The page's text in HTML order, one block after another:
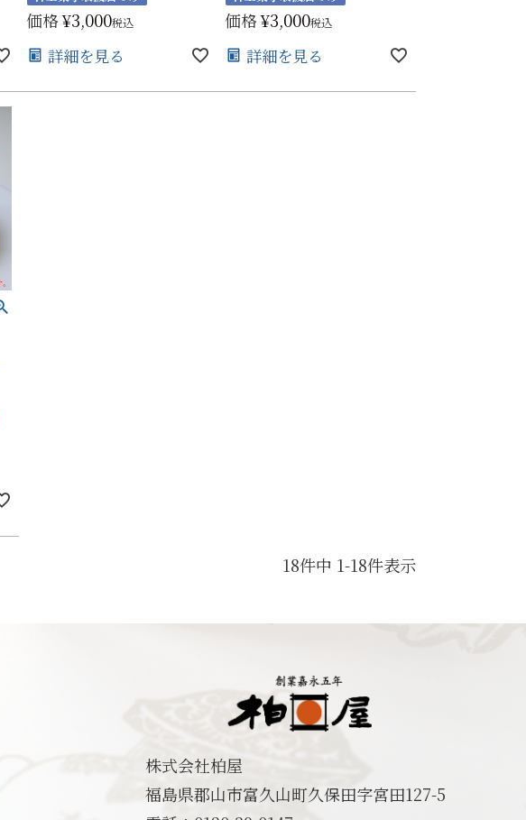
価格¥3,000税込
詳細を見る
価格¥3,000税込
詳細を見る
18件中 1-18件表示
株式会社柏屋
福島県郡山市富久山町久保田字宮田127-5